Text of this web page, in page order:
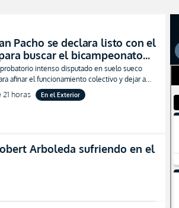
Pacho se declara listo con el
buscar el bicampeonato
de Europa
intenso disputado en suelo sueco
afinar el funcionamiento colectivo y dejar a
pleno para le gran desafío
21 horas En el Exterior
Arboleda sufriendo en el